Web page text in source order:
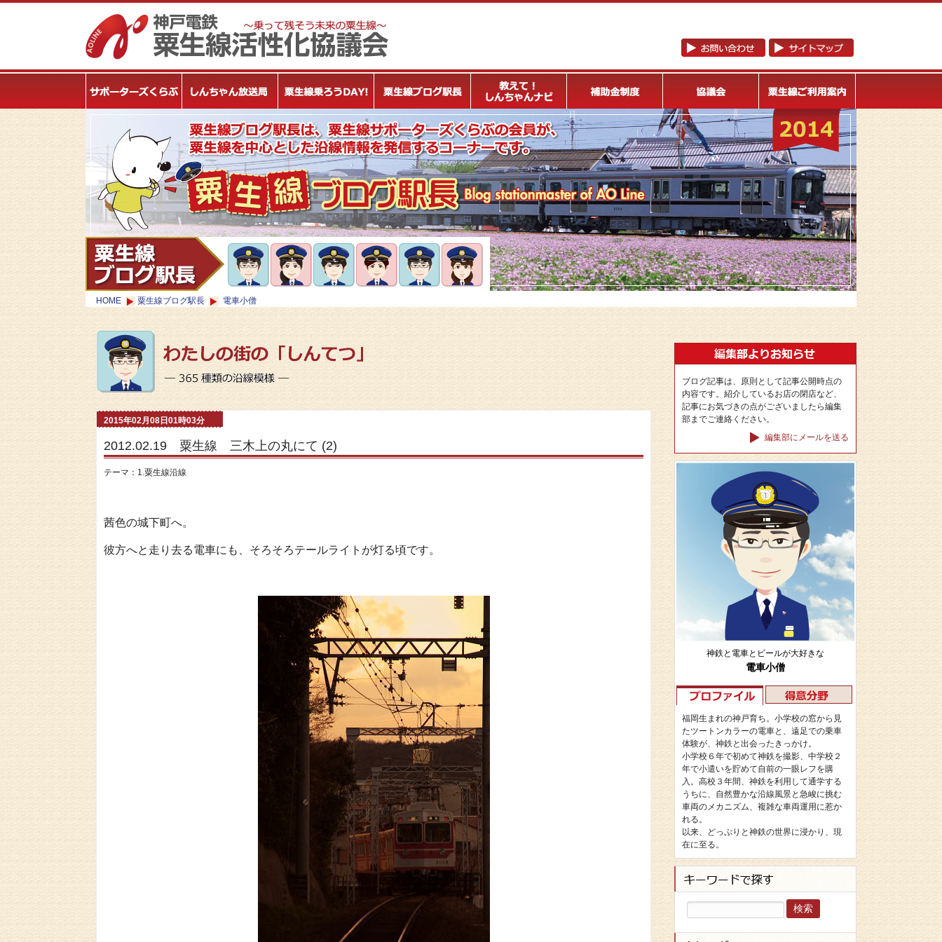
HOME 粟生線ブログ駅長 電車小僧
2015年02月08日01時03分
2012.02.19 粟生線 三木上の丸にて (2)
テーマ： 1.粟生線沿線
茜色の城下町へ。
彼方へと走り去る電車にも、そろそろテールライトが灯る頃です。
ブログ記事は、原則として記事公開時点の
内容です。紹介しているお店の閉店など、
記事にお気づきの点がございましたら編集
部までご連絡ください。
編集部にメールを送る
神鉄と電車とビールが大好きな
電車小僧
福岡生まれの神戸育ち。小学校の窓から見
たツートンカラーの電車と、遠足での乗車
体験が、神鉄と出会ったきっかけ。
小学校６年で初めて神鉄を撮影、中学校２
年で小遣いを貯めて自前の一眼レフを購
入。高校３年間、神鉄を利用して通学する
うちに、自然豊かな沿線風景と急峻に挑む
車両のメカニズム、複雑な車両運用に惹か
れる。
以来、どっぷりと神鉄の世界に浸かり、現
在に至る。
検
索: